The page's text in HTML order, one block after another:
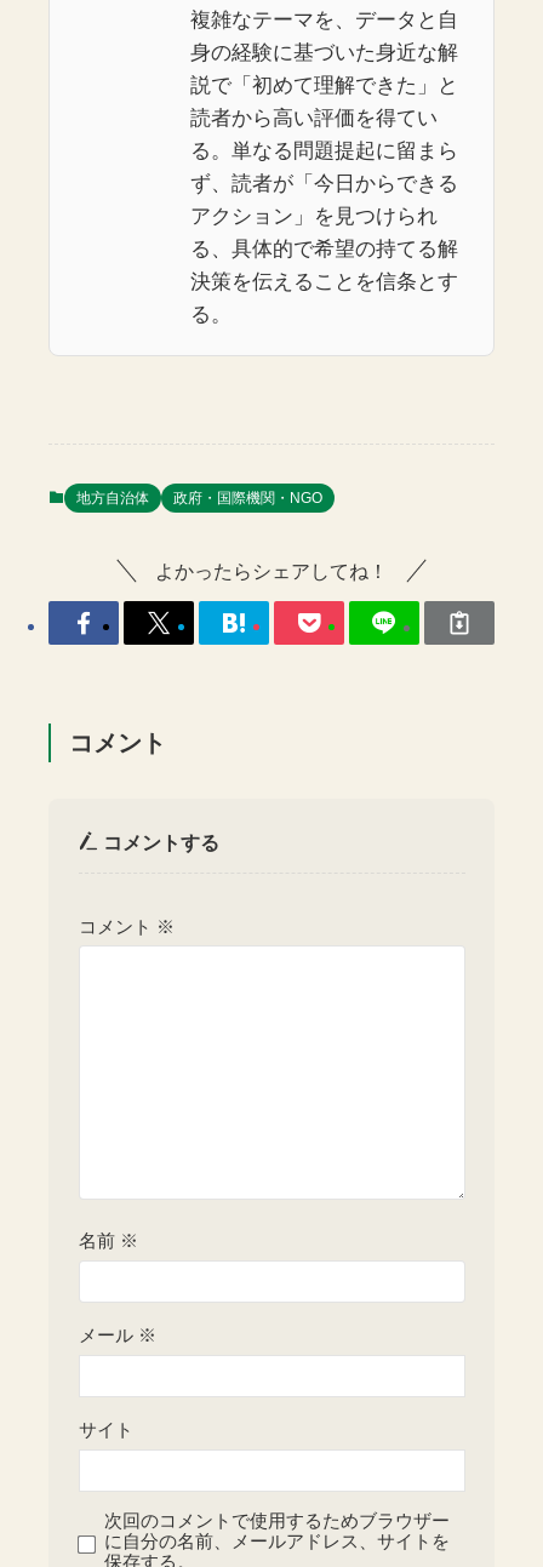
複雑なテーマを、データと自
身の経験に基づいた身近な解
説で「初めて理解できた」と
読者から高い評価を得てい
る。単なる問題提起に留まら
ず、読者が「今日からできる
アクション」を見つけられ
る、具体的で希望の持てる解
決策を伝えることを信条とす
る。
地方自治体 政府・国際機関・NGO
よかったらシェアしてね！
コメント
コメントする
コメント ※
名前 ※
メール ※
サイト
次回のコメントで使用するためブラウザー
に自分の名前、メールアドレス、サイトを
保存する。